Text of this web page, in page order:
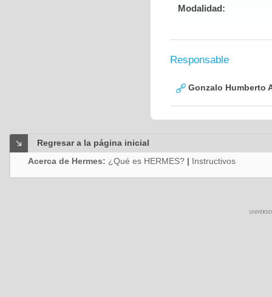
Modalidad:
Responsable
Gonzalo Humberto
Regresar a la página inicial
Acerca de Hermes: ¿Qué es HERMES? | Instructivos